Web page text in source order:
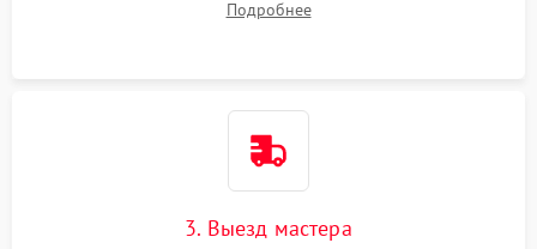
Подробнее
3. Выезд мастера